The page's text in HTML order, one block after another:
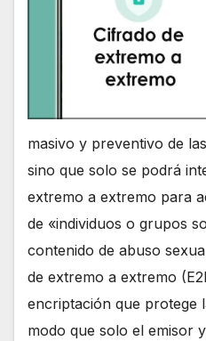
masivo y preventivo de
sino que solo se podrá
extremo a extremo para
de «individuos o grupos
contenido de abuso
de extremo a extremo
encriptación que protege
modo que solo el emisor